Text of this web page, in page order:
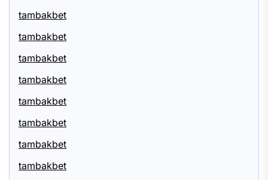
tambakbet
tambakbet
tambakbet
tambakbet
tambakbet
tambakbet
tambakbet
tambakbet